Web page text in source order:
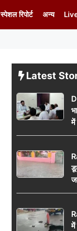
स्पेशल रिपोर्ट अन्य
Latest
में
में